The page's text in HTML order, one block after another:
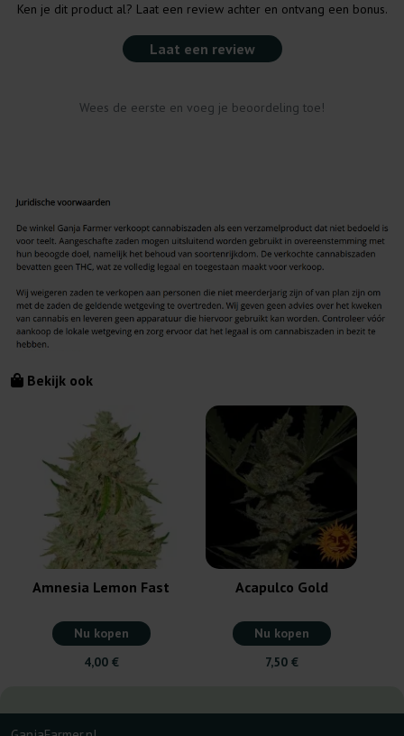
Ken je dit product al? Laat een review achter en ontvang een bonus.
Laat een review
Wees de eerste en voeg je beoordeling toe!
Bekijk ook
Amnesia Lemon Fast
Nu kopen
4,00 €
Acapulco Gold
Nu kopen
7,50 €